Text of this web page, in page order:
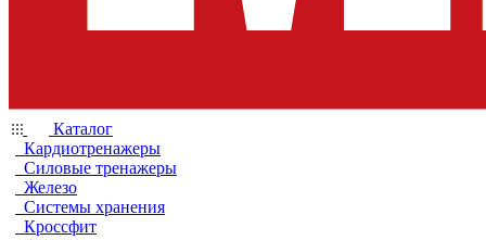
Каталог
Кардиотренажеры
Силовые тренажеры
Железо
Системы хранения
Кроссфит